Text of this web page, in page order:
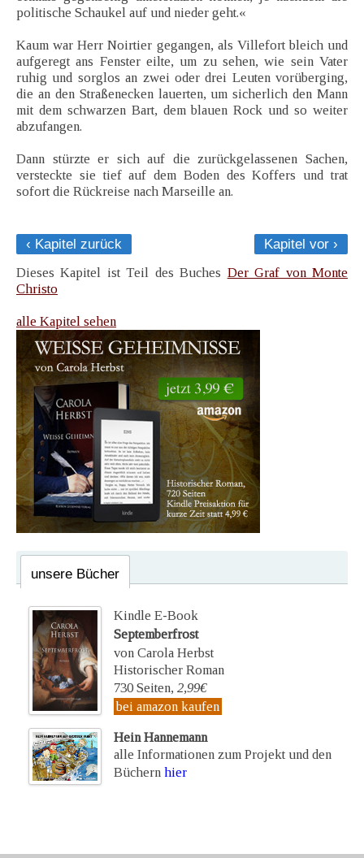
politische Schaukel auf und nieder geht.«
Kaum war Herr Noirtier gegangen, als Villefort bleich und
aufgeregt ans Fenster eilte, um zu sehen, wie sein Vater
ruhig und sorglos an zwei oder drei Leuten vorüberging,
die an den Straßenecken lauerten, um sicherlich den Mann
mit dem schwarzen Bart, dem blauen Rock und so weiter
abzufangen.
Dann stürzte er sich auf die zurückgelassenen Sachen,
versteckte sie tief auf dem Boden des Koffers und trat
sofort die Rückreise nach Marseille an.
‹ Kapitel zurück
Kapitel vor ›
Dieses Kapitel ist Teil des Buches Der Graf von Monte
Christo
alle Kapitel sehen
unsere Bücher
Kindle E-Book
Septemberfrost
von Carola Herbst
Historischer Roman
730 Seiten, 2,99€
bei amazon kaufen
Hein Hannemann
alle Informationen zum Projekt und den
Büchern hier